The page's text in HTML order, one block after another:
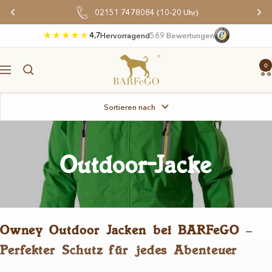
02151 7478084 (10-20 Uhr)
4,7Hervorragend569 Bewertungen
Navigation
BARFeGO® 0
Sortieren nach
Outdoor-Jacke
Owney Outdoor Jacken bei BARFeGO –
Perfekter Schutz für jedes Abenteuer